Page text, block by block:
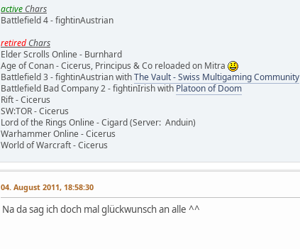
active Chars
Battlefield 4 - fightinAustrian
retired Chars
Elder Scrolls Online - Burnhard
Age of Conan - Cicerus, Principus & Co reloaded on Mitra
Battlefield 3 - fightinAustrian withThe Vault - Swiss Multigaming Community
Battlefield Bad Company 2 - fightinIrish with Platoon of Doom
Rift - Cicerus
SW:TOR - Cicerus
Lord of the Rings Online - Cigard (Server: Anduin)
Warhammer Online - Cicerus
World of Warcraft - Cicerus
04. August 2011, 18:58:30
Na da sag ich doch mal glückwunsch an alle ^^